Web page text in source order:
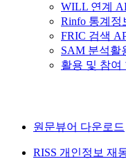
WILL 연계
Rinfo 통계정
FRIC 검색
SAM 분석활
활용 및 참여
원문뷰어 다운로드
RISS 개인정보 재